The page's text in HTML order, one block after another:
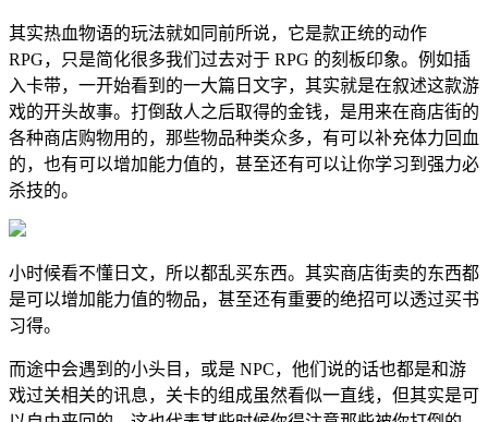
其实热血物语的玩法就如同前所说，它是款正统的动作
RPG，只是简化很多我们过去对于 RPG 的刻板印象。例如插
入卡带，一开始看到的一大篇日文字，其实就是在叙述这款游
戏的开头故事。打倒敌人之后取得的金钱，是用来在商店街的
各种商店购物用的，那些物品种类众多，有可以补充体力回血
的，也有可以增加能力值的，甚至还有可以让你学习到强力必
杀技的。
小时候看不懂日文，所以都乱买东西。其实商店街卖的东西都
是可以增加能力值的物品，甚至还有重要的绝招可以透过买书
习得。
而途中会遇到的小头目，或是 NPC，他们说的话也都是和游
戏过关相关的讯息，关卡的组成虽然看似一直线，但其实是可